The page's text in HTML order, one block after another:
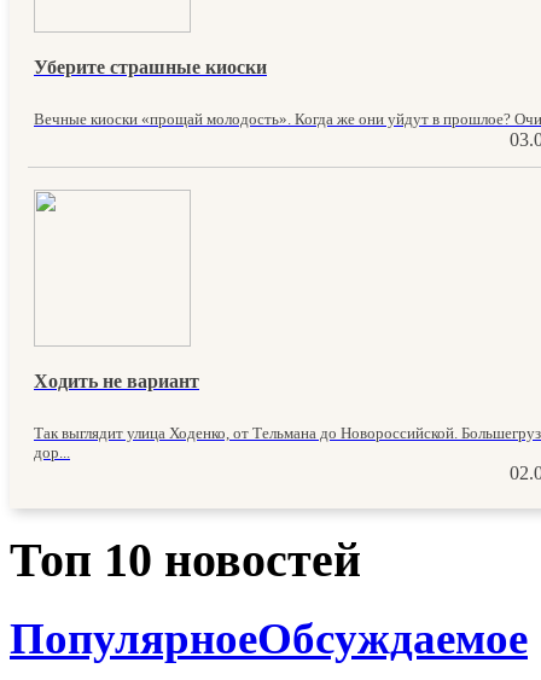
Уберите страшные киоски
Вечные киоски «прощай молодость». Когда же они уйдут в прошлое?
Ходить не вариант
Так выглядит улица Ходенко, от Тельмана до Новороссийской.
дор...
Топ 10 новостей
ПопулярноеОбсуждаемое